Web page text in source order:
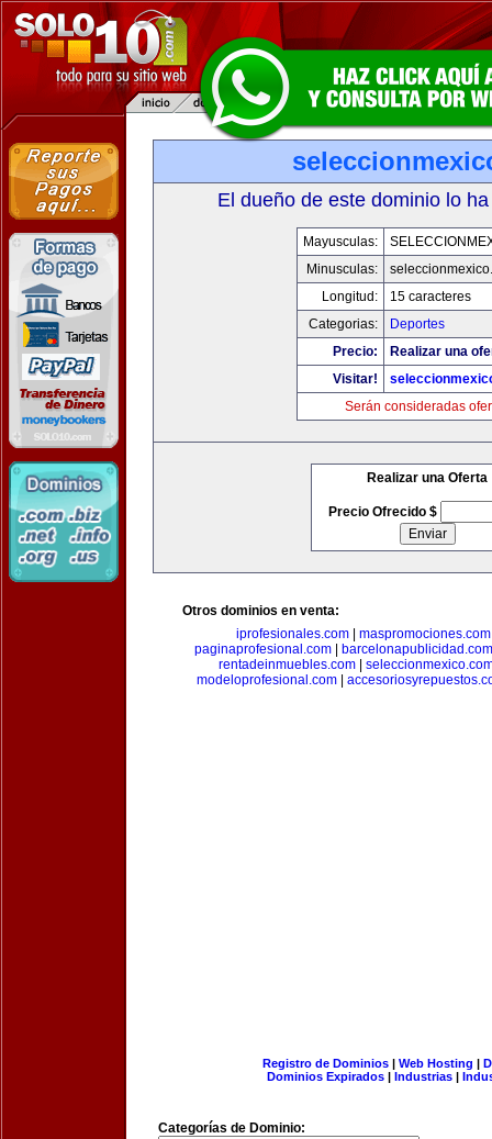
El dueño de este dominio lo
Mayusculas:
Minusculas:
Longitud:
15 caracteres
Categorias:
Deportes
Precio:
Realizar una
Visitar!
Serán consideradas
Realizar una Oferta
Precio Ofrecido $
Otros dominios en venta:
iprofesionales.com
maspromociones.com
paginaprofesional.com|
barcelonapublicidad.com
rentadeinmuebles.com
modeloprofesional.com|
Registro de Dominios| Web Hosting |
Dominios Expirados | Industrias |
Categorías de Dominio: